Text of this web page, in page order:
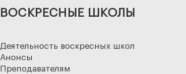
ВОСКРЕСНЫЕ ШКОЛЫ
Деятельность воскресных школ
Анонсы
Преподавателям